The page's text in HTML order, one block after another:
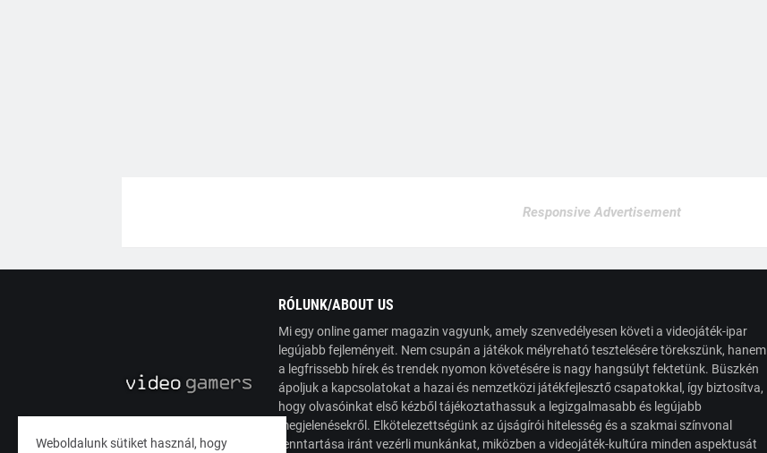
Responsive Advertisement
RÓLUNK/ABOUT US
Mi egy online gamer magazin vagyunk, amely szenvedélyesen követi a videojáték-ipar
legújabb fejleményeit. Nem csupán a játékok mélyreható tesztelésére törekszünk, hanem
a legfrissebb hírek és trendek nyomon követésére is nagy hangsúlyt fektetünk. Büszkén
ápoljuk a kapcsolatokat a hazai és nemzetközi játékfejlesztő csapatokkal, így biztosítva,
hogy olvasóinkat első kézből tájékoztathassuk a legizgalmasabb és legújabb
megjelenésekről. Elkötelezettségünk az újságírói hitelesség és a szakmai színvonal
fenntartása iránt vezérli munkánkat, miközben a videojáték-kultúra minden aspektusát
Weboldalunk sütiket használ, hogy